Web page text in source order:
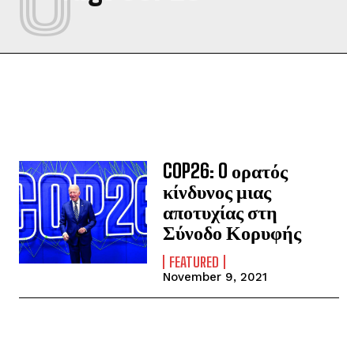
COP26: O ορατός
κίνδυνος μιας
αποτυχίας στη
Σύνοδο Κορυφής
FEATURED
November 9, 2021